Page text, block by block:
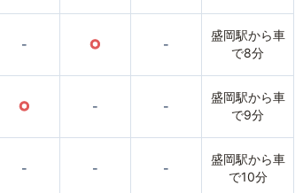
- ○ -
盛岡駅から車
で8分
○ - -
盛岡駅から車
で9分
- - -
盛岡駅から車
で10分